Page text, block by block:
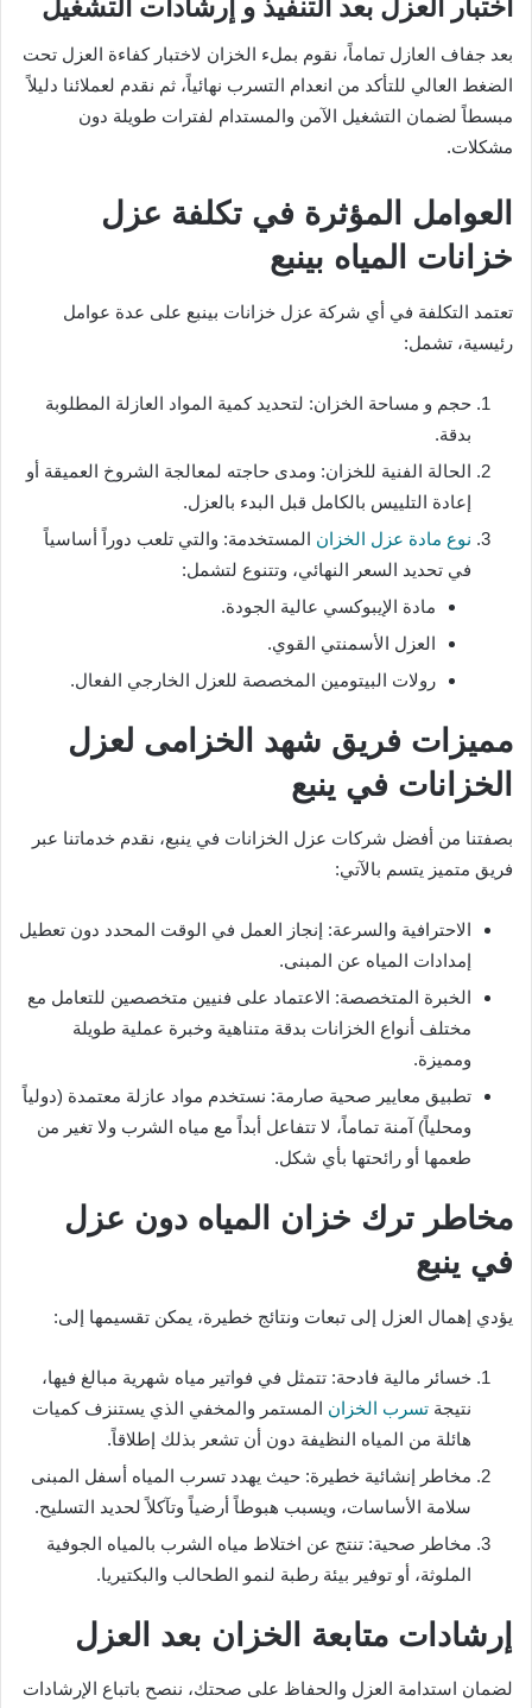
اختبار العزل بعد التنفيذ و إرشادات التشغيل
بعد جفاف العازل تماماً، نقوم بملء الخزان لاختبار كفاءة العزل تحت
الضغط العالي للتأكد من انعدام التسرب نهائياً، ثم نقدم لعملائنا دليلاً
مبسطاً لضمان التشغيل الآمن والمستدام لفترات طويلة دون
مشكلات.
العوامل المؤثرة في تكلفة عزل
خزانات المياه بينبع
تعتمد التكلفة في أي شركة عزل خزانات بينبع على عدة عوامل
رئيسية، تشمل:
حجم و مساحة الخزان: لتحديد كمية المواد العازلة المطلوبة
بدقة.
الحالة الفنية للخزان: ومدى حاجته لمعالجة الشروخ العميقة أو
إعادة التلييس بالكامل قبل البدء بالعزل.
نوع مادة عزل الخزان المستخدمة: والتي تلعب دوراً أساسياً
في تحديد السعر النهائي، وتتنوع لتشمل:
مادة الإيبوكسي عالية الجودة.
العزل الأسمنتي القوي.
رولات البيتومين المخصصة للعزل الخارجي الفعال.
مميزات فريق شهد الخزامى لعزل
الخزانات في ينبع
بصفتنا من أفضل شركات عزل الخزانات في ينبع، نقدم خدماتنا عبر
فريق متميز يتسم بالآتي:
الاحترافية والسرعة: إنجاز العمل في الوقت المحدد دون تعطيل
إمدادات المياه عن المبنى.
الخبرة المتخصصة: الاعتماد على فنيين متخصصين للتعامل مع
مختلف أنواع الخزانات بدقة متناهية وخبرة عملية طويلة
ومميزة.
تطبيق معايير صحية صارمة: نستخدم مواد عازلة معتمدة (دولياً
ومحلياً) آمنة تماماً، لا تتفاعل أبداً مع مياه الشرب ولا تغير من
طعمها أو رائحتها بأي شكل.
مخاطر ترك خزان المياه دون عزل
في ينبع
يؤدي إهمال العزل إلى تبعات ونتائج خطيرة، يمكن تقسيمها إلى:
خسائر مالية فادحة: تتمثل في فواتير مياه شهرية مبالغ فيها،
نتيجة تسرب الخزان المستمر والمخفي الذي يستنزف كميات
هائلة من المياه النظيفة دون أن تشعر بذلك إطلاقاً.
مخاطر إنشائية خطيرة: حيث يهدد تسرب المياه أسفل المبنى
سلامة الأساسات، ويسبب هبوطاً أرضياً وتآكلاً لحديد التسليح.
مخاطر صحية: تنتج عن اختلاط مياه الشرب بالمياه الجوفية
الملوثة، أو توفير بيئة رطبة لنمو الطحالب والبكتيريا.
إرشادات متابعة الخزان بعد العزل
لضمان استدامة العزل والحفاظ على صحتك، ننصح باتباع الإرشادات